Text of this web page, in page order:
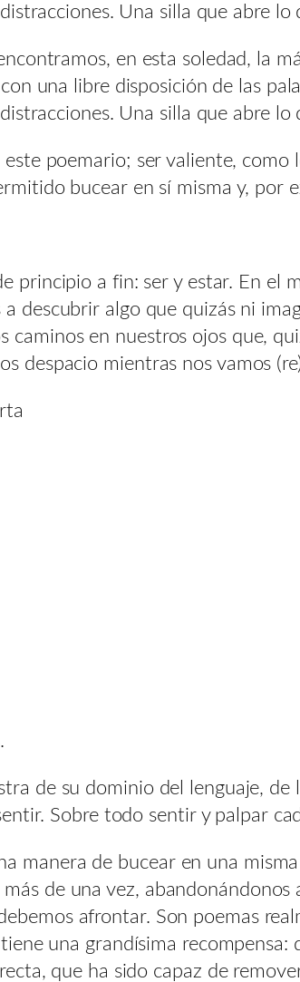
Una silla que abre lo
en esta soledad, la
una libre disposición de las
Una silla que abre lo
poemario; ser valiente, como
bucear en sí misma y, por
principio a fin: ser y estar. En el
descubrir algo que quizás ni
caminos en nuestros ojos que,
despacio mientras nos vamos
de su dominio del lenguaje,
Sobre todo sentir y palpar
manera de bucear en una
de una vez,
afrontar. Son poemas
una grandísima
que ha sido capaz de